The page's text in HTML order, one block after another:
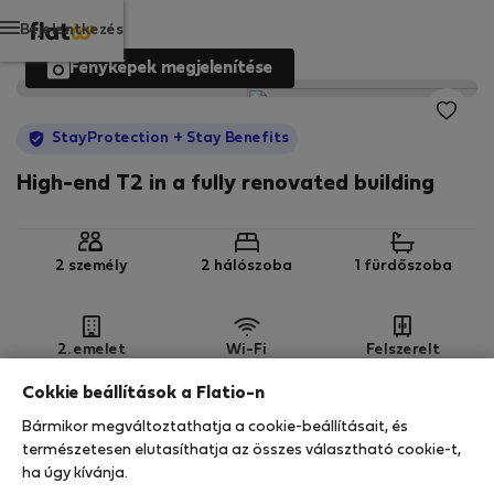
Bejelentkezés
Fényképek megjelenítése
StayProtection + Stay Benefits
High-end T2 in a fully renovated building
2 személy 2 hálószoba 1 fürdőszoba
2. emelet Wi-Fi Felszerelt
Az Ön tartózkodását ebben az ingatlanban a
StayProtection
Cokkie beállítások a Flatio-n
Bármikor megváltoztathatja a cookie-beállításait, és
természetesen elutasíthatja az összes választható cookie-t,
ha úgy kívánja.